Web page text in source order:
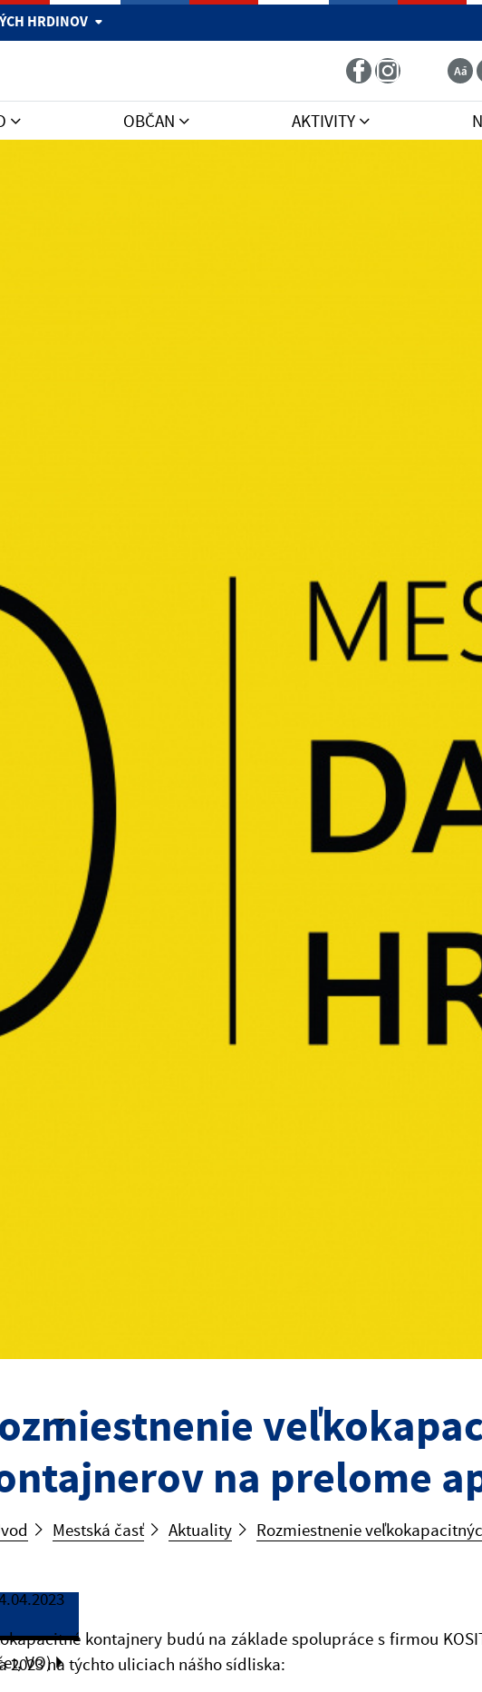
HRDINOV
OBČAN AKTIVITY
VO)
na prelome
Mestská časť Aktuality Rozmiestnenie
kontajnery budú na základe spolupráce s firmou
2023 na týchto uliciach nášho sídliska: